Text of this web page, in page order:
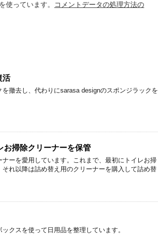
使っています。
コメントデータの処理方法の
活
撤去し、代わりにsarasa designのスポンジラックを
お掃除クリーナーを保管
ナーを愛用しています。これまで、最初にトイレお掃
れ以降は詰め替え用のクリーナーを購入して詰め替
クスを使って日用品を整理しています。